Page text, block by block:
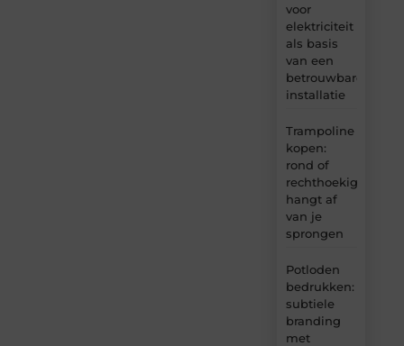
voor
elektriciteit
als basis
van een
betrouwbare
installatie
Trampoline
kopen:
rond of
rechthoekig
hangt af
van je
sprongen
Potloden
bedrukken:
subtiele
branding
met